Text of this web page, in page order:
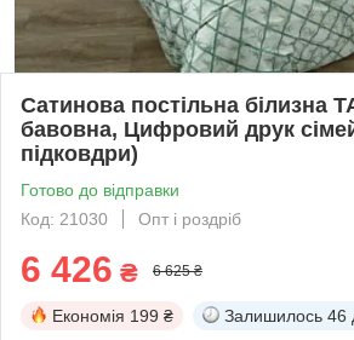
Сатинова постільна білизна
бавовна, Цифровий друк
підковдри)
Готово до відправки
Код: 21030
Опт і роздріб
6 426 ₴ 6 625 ₴
Економія 199 ₴ Залишилось 46